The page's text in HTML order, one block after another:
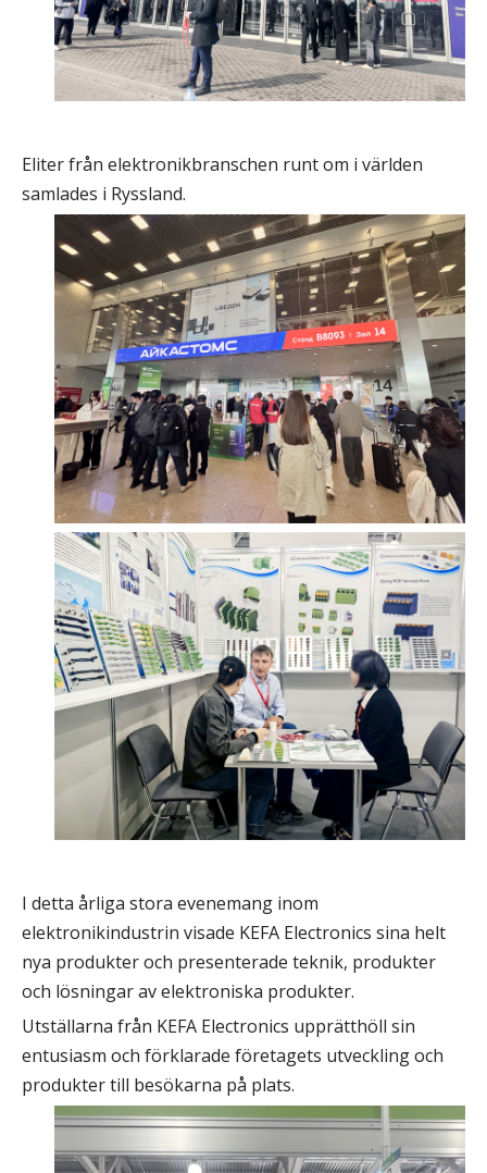
Eliter från elektronikbranschen runt om i världen
samlades i Ryssland.
I detta årliga stora evenemang inom
elektronikindustrin visade KEFA Electronics sina helt
nya produkter och presenterade teknik, produkter
och lösningar av elektroniska produkter.
Utställarna från KEFA Electronics upprätthöll sin
entusiasm och förklarade företagets utveckling och
produkter till besökarna på plats.